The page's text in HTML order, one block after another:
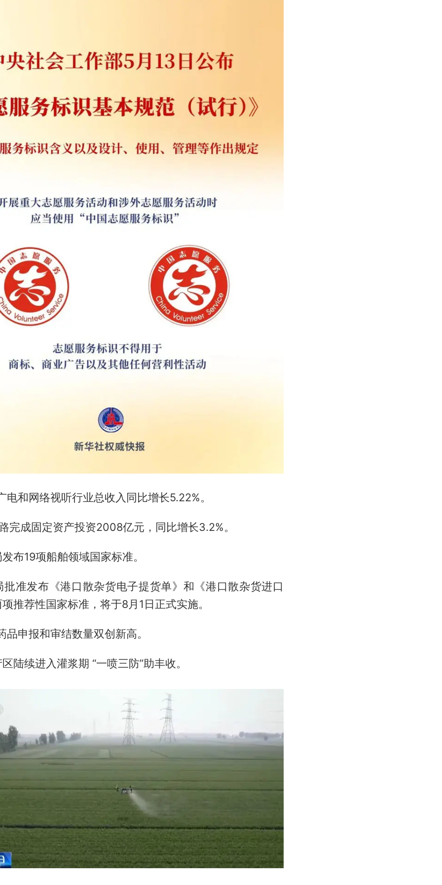
电和网络视听行业总收入同比增长5.22%。
完成固定资产投资2008亿元，同比增长3.2%。
布19项船舶领域国家标准。
批准发布《港口散杂货电子提货单》和《港口散杂货进口
推荐性国家标准，将于8月1日正式实施。
申报和审结数量双创新高。
陆续进入灌浆期 “一喷三防”助丰收。